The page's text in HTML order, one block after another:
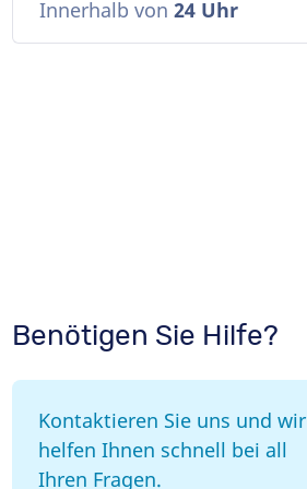
Innerhalb von 24 Uhr
Benötigen Sie Hilfe?
Kontaktieren Sie uns und wir
helfen Ihnen schnell bei all
Ihren Fragen.